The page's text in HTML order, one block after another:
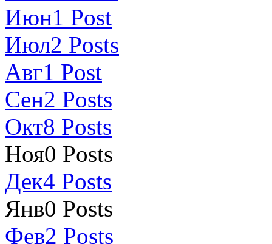
Июн1 Post
Июл2 Posts
Авг1 Post
Сен2 Posts
Окт8 Posts
Ноя0 Posts
Дек4 Posts
Янв0 Posts
Фев2 Posts